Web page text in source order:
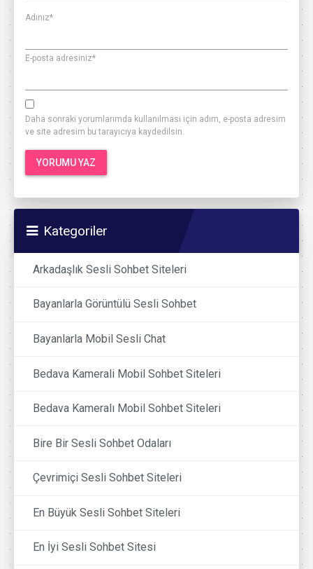
Adınız*
E-posta adresiniz*
Daha sonraki yorumlarımda kullanılması için adım, e-posta adresim
ve site adresim bu tarayıcıya kaydedilsin.
Kategoriler
Arkadaşlık Sesli Sohbet Siteleri
Bayanlarla Görüntülü Sesli Sohbet
Bayanlarla Mobil Sesli Chat
Bedava Kamerali Mobil Sohbet Siteleri
Bedava Kameralı Mobil Sohbet Siteleri
Bire Bir Sesli Sohbet Odaları
Çevrimiçi Sesli Sohbet Siteleri
En Büyük Sesli Sohbet Siteleri
En İyi Sesli Sohbet Sitesi